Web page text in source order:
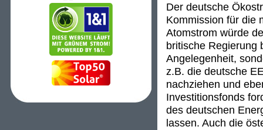
Der deutsche
Kommission für die
Atomstrom würde
britische Regierung
Angelegenheit,
z.B. die deutsche
nachziehen und
Investitionsfonds
des deutschen
lassen. Auch die